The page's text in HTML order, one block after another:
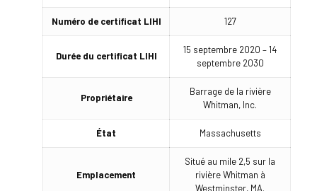
Numéro de certificat LIHI 127
Durée du certificat LIHI
15 septembre 2020 – 14
septembre 2030
Propriétaire
Barrage de la rivière
Whitman, Inc.
État Massachusetts
Emplacement
Situé au mile 2,5 sur la
rivière Whitman à
Westminster, MA.